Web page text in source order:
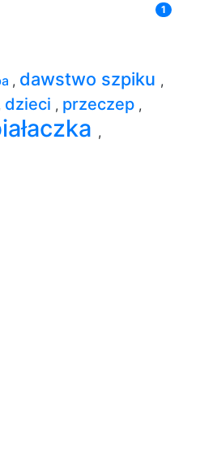
1
, dawstwo szpiku ,
dzieci , przeczep ,
,